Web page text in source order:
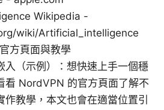
Wikipedia -
wiki/Artificial_intelligence
方頁面與教學
入（示例）：想快速上手一個穩
看 NordVPN 的官方頁面了解不
作教學，本文也會在適當位置引